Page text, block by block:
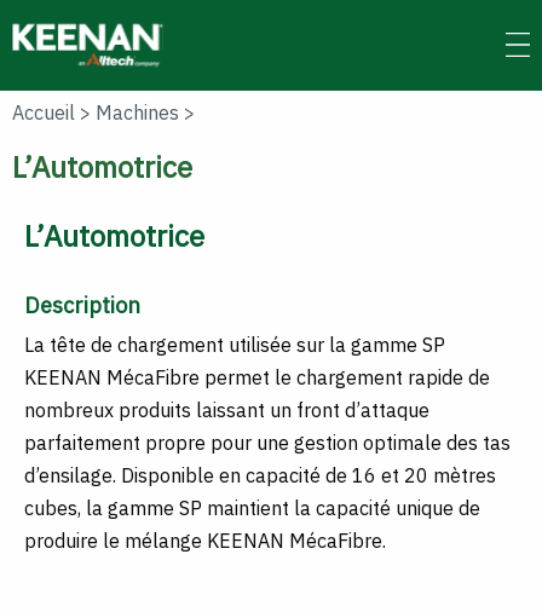
to
main
Accueil > Machines >
L’Automotrice
L’Automotrice
Description
La tête de chargement utilisée sur la gamme SP
KEENAN MécaFibre permet le chargement rapide de
nombreux produits laissant un front d’attaque
parfaitement propre pour une gestion optimale des tas
d’ensilage. Disponible en capacité de 16 et 20 mètres
cubes, la gamme SP maintient la capacité unique de
produire le mélange KEENAN MécaFibre.